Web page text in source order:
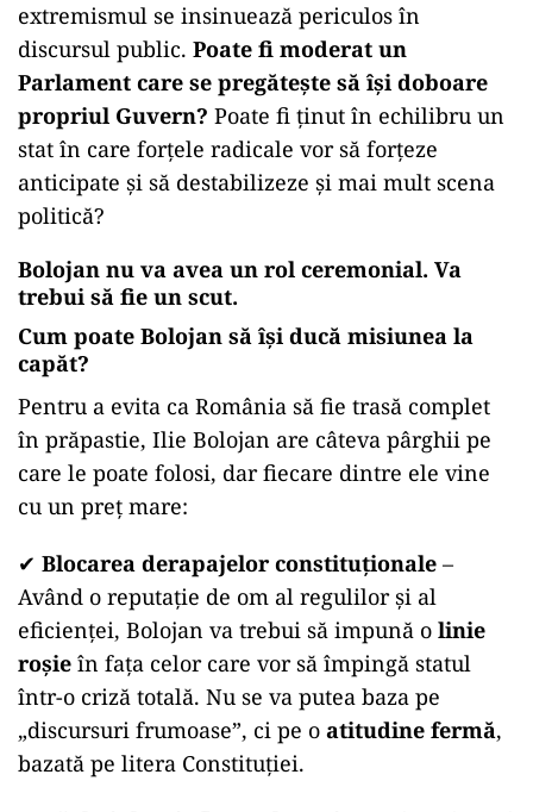
extremismul se insinuează periculos în
discursul public. Poate fi moderat un
Parlament care se pregătește să își doboare
propriul Guvern? Poate fi ținut în echilibru un
stat în care forțele radicale vor să forțeze
anticipate și să destabilizeze și mai mult scena
politică?
Bolojan nu va avea un rol ceremonial. Va
trebui să fie un scut.
Cum poate Bolojan să își ducă misiunea la
capăt?
Pentru a evita ca România să fie trasă complet
în prăpastie, Ilie Bolojan are câteva pârghii pe
care le poate folosi, dar fiecare dintre ele vine
cu un preț mare:
✔ Blocarea derapajelor constituționale –
Având o reputație de om al regulilor și al
eficienței, Bolojan va trebui să impună o linie
roșie în fața celor care vor să împingă statul
într-o criză totală. Nu se va putea baza pe
„discursuri frumoase”, ci pe o atitudine fermă,
bazată pe litera Constituției.